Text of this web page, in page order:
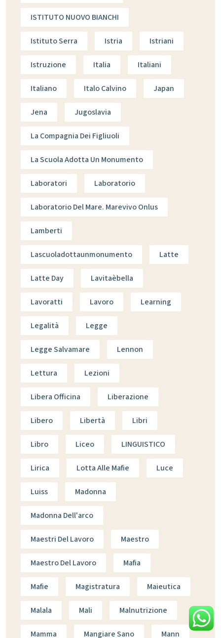
ISTITUTO NUOVO BIANCHI
Istituto Serra Istria Istriani
Istruzione Italia Italiani
Italiano Italo Calvino Japan
Jena Jugoslavia
La Compagnia Dei Figliuoli
La Scuola Adotta Un Monumento
Laboratori Laboratorio
Laboratorio Del Mare. Marevivo Onlus
Lamberti
Lascuoladottaunmonumento Latte
Latte Day Lavitaèbella
Lavoratti Lavoro Learning
Legalità Legge
Legge Salvamare Lennon
Lettura Lezioni
Libera Officina Liberazione
Libero Libertà Libri
Libro Liceo LINGUISTICO
Lirica Lotta Alle Mafie Luce
Luiss Madonna
Madonna Dell'arco
Maestri Del Lavoro Maestro
Maestro Del Lavoro Mafia
Mafie Magistratura Maieutica
Malala Mali Malnutrizione
Mamma Mangiare Sano Mann